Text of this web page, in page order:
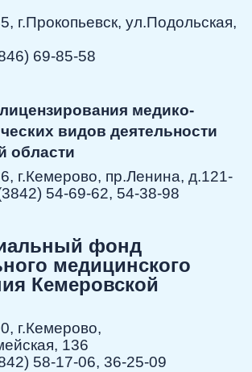
г.Прокопьевск, ул.Подольская,
69-85-58
медико-
видов деятельности
области
г.Кемерово, пр.Ленина, д.121-
54-69-62, 54-38-98
фонд
медицинского
Кемеровской
г.Кемерово,
136
58-17-06, 36-25-09